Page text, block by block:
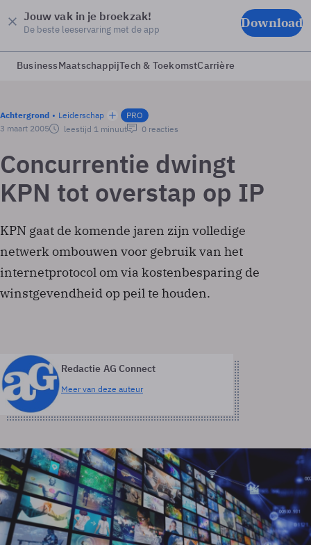
Jouw vak in je broekzak!
De beste leeservaring met de app Download
BusinessMaatschappijTech & ToekomstCarrière
Achtergrond Leiderschap
PRO
3 maart 2005
leestijd 1 minuut 0 reacties
Concurrentie dwingt
KPN tot overstap op IP
KPN gaat de komende jaren zijn volledige
netwerk ombouwen voor gebruik van het
internetprotocol om via kostenbesparing de
winstgevendheid op peil te houden.
Redactie AG Connect
Meer van deze auteur